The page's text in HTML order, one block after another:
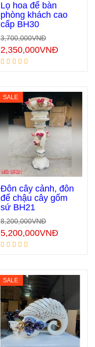
Lọ hoa để bàn
phòng khách cao
cấp BH30
3,700,000VNĐ
2,350,000VNĐ
SALE
Đôn cây cảnh, đôn
để chậu cây gốm
sứ BH21
8,200,000VNĐ
5,200,000VNĐ
SALE